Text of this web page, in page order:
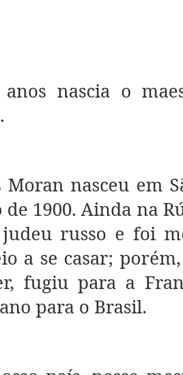
nascia o
Moran nasceu em
1900. Ainda na
russo e foi
a se casar;
fugiu para a
para o Brasil.